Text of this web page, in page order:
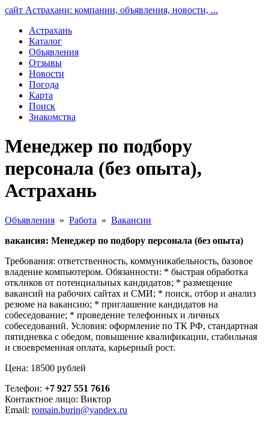
сайт Астрахани: компании, объявления, новости, ...
Астрахань
Каталог
Объявления
Отзывы
Новости
Погода
Карта
Поиск
Знакомства
Менеджер по подбору
персонала (без опыта),
Астрахань
Объявления » Работа » Вакансии
вакансия: Менеджер по подбору персонала (без опыта)
Требования: ответственность, коммуникабельность, базовое
владение компьютером. Обязанности: * быстрая обработка
откликов от потенциальных кандидатов; * размещение
вакансий на рабочих сайтах и СМИ; * поиск, отбор и анализ
резюме на вакансию; * приглашение кандидатов на
собеседование; * проведение телефонных и личных
собеседований. Условия: оформление по ТК РФ, стандартная
пятидневка с обедом, повышение квалификации, стабильная
и своевременная оплата, карьерный рост.
Цена: 18500 рублей
Телефон: +7 927 551 7616
Контактное лицо: Виктор
Email: romain.burin@yandex.ru